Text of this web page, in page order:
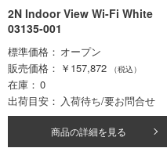
2N Indoor View Wi-Fi White
03135-001
標準価格
オープン
販売価格
￥157,872 （税込）
在庫
0
出荷目安
入荷待ち/要お問合せ
商品の詳細を見る